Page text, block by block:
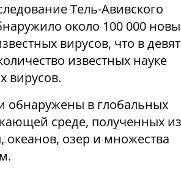
Тель-Авивского
около 100 000
вирусов, что в
известных науке
вирусов.
обнаружены в глобальных
среде, полученных из
океанов, озер и множества